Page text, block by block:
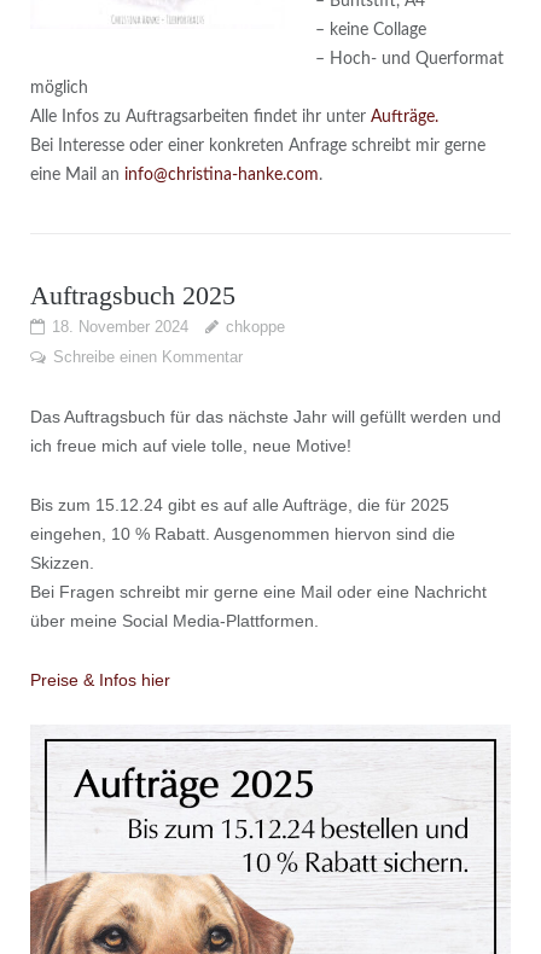
– keine Collage
– Hoch- und Querformat
möglich
Alle Infos zu Auftragsarbeiten findet ihr unter Aufträge.
Bei Interesse oder einer konkreten Anfrage schreibt mir gerne
eine Mail an info@christina-hanke.com.
Auftragsbuch 2025
18. November 2024
chkoppe
Schreibe einen Kommentar
Das Auftragsbuch für das nächste Jahr will gefüllt werden und
ich freue mich auf viele tolle, neue Motive!
Bis zum 15.12.24 gibt es auf alle Aufträge, die für 2025
eingehen, 10 % Rabatt. Ausgenommen hiervon sind die
Skizzen.
Bei Fragen schreibt mir gerne eine Mail oder eine Nachricht
über meine Social Media-Plattformen.
Preise & Infos hier